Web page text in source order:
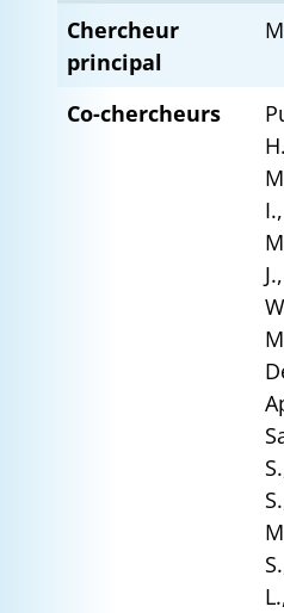
Chercheur
principal
Co-chercheurs